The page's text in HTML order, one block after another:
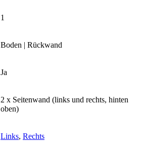
1
Boden | Rückwand
Ja
2 x Seitenwand (links und rechts, hinten
oben)
Links, Rechts